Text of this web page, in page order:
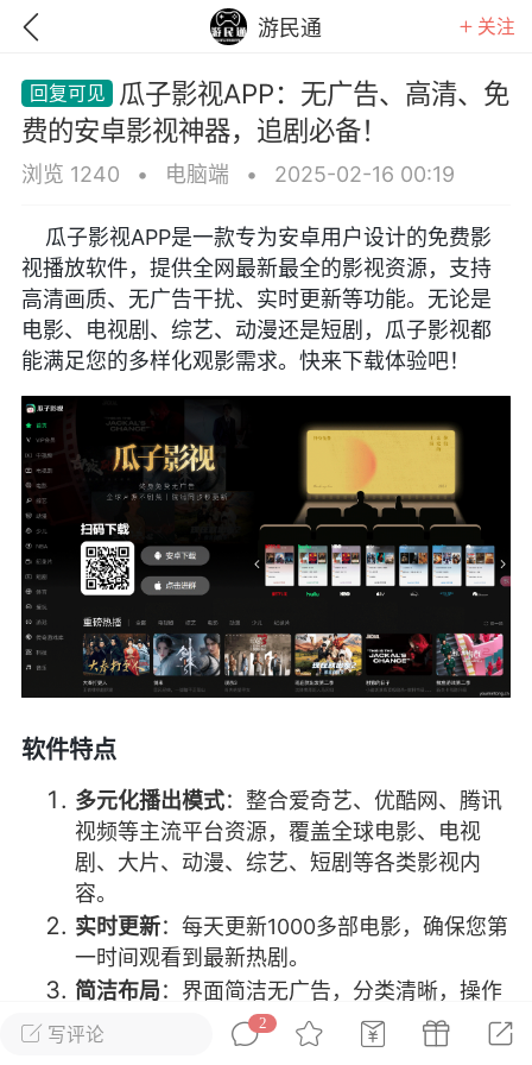
游民通 关注
GTA6 RDR2 逃离塔科夫
彩虹六号 绝地求生 战地5
游戏商城 每日签到 每日排行
游民通 Lv.13
19 23:03
电脑端 问题解决
我在商城购买的虚拟产品显示自动发
在那里查看卡密？
发货的商品在那里查看卡密？答：查看
：下单以后在右边消息栏查看卡密，或
像 — 我的订单 — 待评价 — 查看订单，
看卡密详情问：我...
写评论
2
瓜子影视APP：无广告、高清、免
费的安卓影视神器，追剧必备！
浏览 1240 • 电脑端 • 2025-02-16 00:19
瓜子影视APP是一款专为安卓用户设计的免费影
视播放软件，提供全网最新最全的影视资源，支持
高清画质、无广告干扰、实时更新等功能。无论是
电影、电视剧、综艺、动漫还是短剧，瓜子影视都
能满足您的多样化观影需求。快来下载体验吧！
软件特点
多元化播出模式：整合爱奇艺、优酷网、腾讯
视频等主流平台资源，覆盖全球电影、电视
剧、大片、动漫、综艺、短剧等各类影视内
容。
实时更新：每天更新1000多部电影，确保您第
一时间观看到最新热剧。
简洁布局：界面简洁无广告，分类清晰，操作
简单，一目了然。
：支持1080P高清画质，播放流畅无